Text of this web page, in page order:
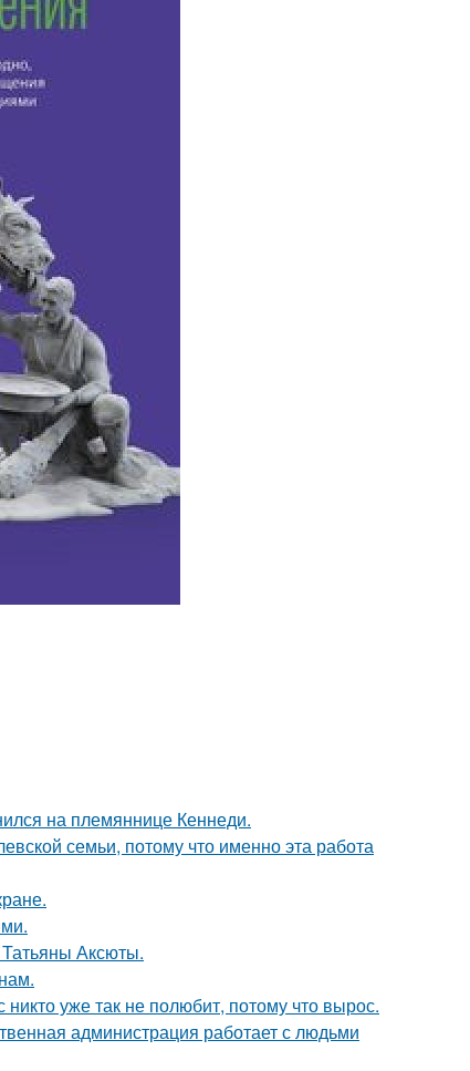
на племяннице Кеннеди.
семьи, потому что именно эта работа
Аксюты.
уже так не полюбит, потому что вырос.
администрация работает с людьми